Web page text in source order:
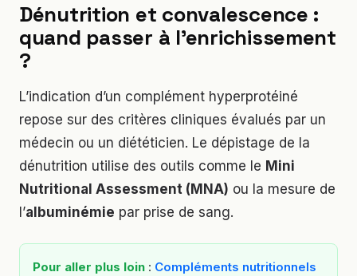
Dénutrition et convalescence :
quand passer à l’enrichissement
?
L’indication d’un complément hyperprotéiné
repose sur des critères cliniques évalués par un
médecin ou un diététicien. Le dépistage de la
dénutrition utilise des outils comme le Mini
Nutritional Assessment (MNA) ou la mesure de
l’albuminémie par prise de sang.
Pour aller plus loin : Compléments nutritionnels